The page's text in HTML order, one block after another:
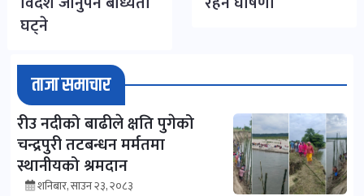
घट्ने
ताजा समाचार
रीउ नदीको बाढीले क्षति पुगेको
चन्द्रपुरी तटबन्धन मर्मतमा
स्थानीयको श्रमदान
शनिबार, साउन २३, २०८३